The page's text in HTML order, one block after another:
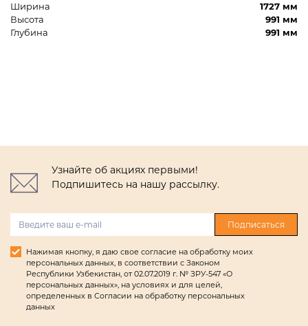
Ширина
1727 мм
Высота
991 мм
Глубина
991 мм
Узнайте об акциях первыми!
Подпишитесь на нашу рассылку.
Подписаться
Нажимая кнопку, я даю свое согласие на обработку моих
персональных данных, в соответствии с Законом
Республики Узбекистан, от 02.07.2019 г. № ЗРУ-547 «О
персональных данных», на условиях и для целей,
определенных в Согласии на обработку персональных
данных